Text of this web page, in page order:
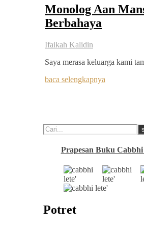
Monolog Aan
Berbahaya
Ifaikah Kalidin
Saya merasa keluarga kami
baca selengkapnya
Prapesan Buku
Potret